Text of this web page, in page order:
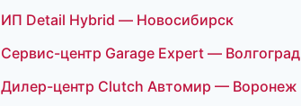
ИП Detail Hybrid — Новосибирск
Сервис-центр Garage Expert — Волгоград
Дилер-центр Clutch Автомир — Воронеж